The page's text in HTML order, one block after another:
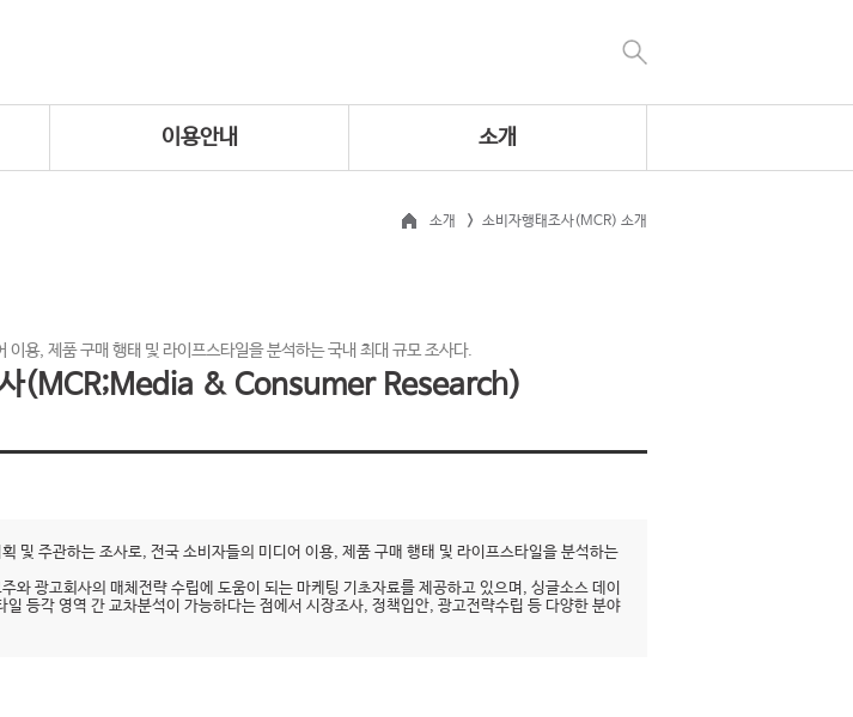
이용안내 소개
소개 소비자행태조사(MCR) 소개
이용, 제품 구매 행태 및 라이프스타일을 분석하는 국내 최대 규모 조사다.
사(MCR;Media & Consumer Research)
및 주관하는 조사로, 전국 소비자들의 미디어 이용, 제품 구매 행태 및 라이프스타일을 분석하는
와 광고회사의 매체전략 수립에 도움이 되는 마케팅 기초자료를 제공하고 있으며, 싱글소스 데이
일 등각 영역 간 교차분석이 가능하다는 점에서 시장조사, 정책입안, 광고전략수립 등 다양한 분야